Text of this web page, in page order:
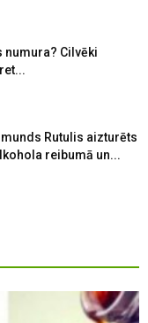
Cilvēki
Rutulis aizturēts
reibumā un...